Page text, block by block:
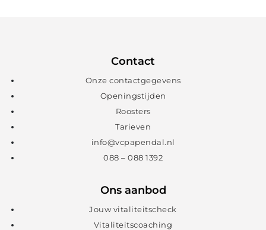
Contact
Onze contactgegevens
Openingstijden
Roosters
Tarieven
info@vcpapendal.nl
088 – 088 1392
Ons aanbod
Jouw vitaliteitscheck
Vitaliteitscoaching